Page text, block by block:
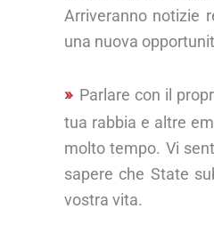
Arriveranno notizie
una nuova
Parlare con il
tua rabbia e altre
molto tempo. Vi
sapere che State
vostra vita.